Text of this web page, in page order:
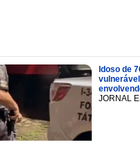
Idoso de
JORNAL